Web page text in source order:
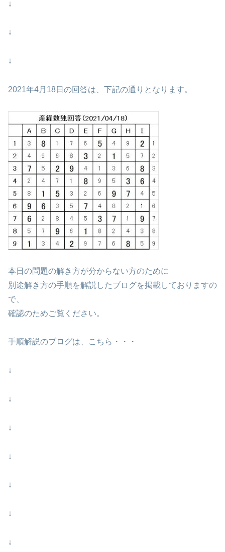
↓
↓
↓
2021年4月18日の回答は、下記の通りとなります。
本日の問題の解き方が分からない方のために
別途解き方の手順を解説したブログを掲載しておりますの
で、
確認のためご覧ください。
手順解説のブログは、こちら・・・
↓
↓
↓
↓
↓
↓
↓